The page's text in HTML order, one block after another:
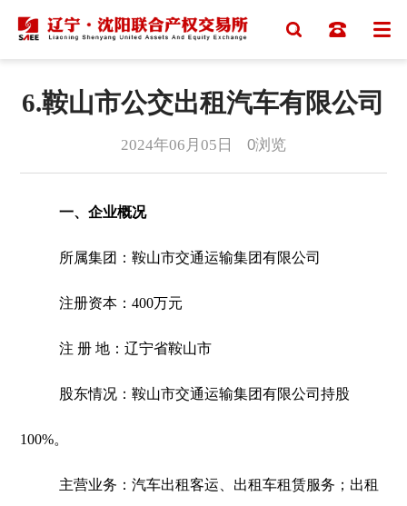
6.鞍山市公交出租汽车有限公司
2024年06月05日 0浏览
一、企业概况
所属集团：鞍山市交通运输集团有限公司
注册资本：400万元
注 册 地：辽宁省鞍山市
股东情况：鞍山市交通运输集团有限公司持股
100%。
主营业务：汽车出租客运、出租车租赁服务；出租